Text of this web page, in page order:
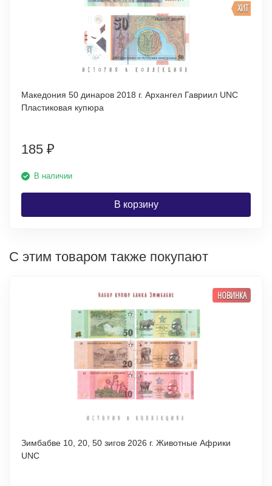
ХИТ
Македония 50 динаров 2018 г. Архангел Гавриил UNC
Пластиковая купюра
185 ₽
В наличии
В корзину
С этим товаром также покупают
НОВИНКА
Зимбабве 10, 20, 50 зигов 2026 г. Животные Африки
UNC